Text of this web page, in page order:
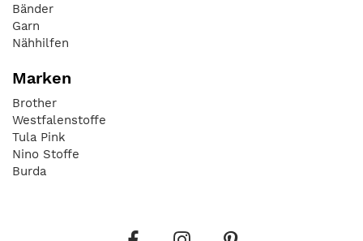
Bänder
Garn
Nähhilfen
Marken
Brother
Westfalenstoffe
Tula Pink
Nino Stoffe
Burda